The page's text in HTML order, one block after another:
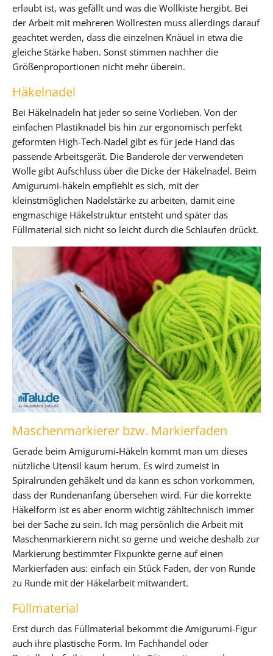
erlaubt ist, was gefällt und was die Wollkiste hergibt. Bei
der Arbeit mit mehreren Wollresten muss allerdings darauf
geachtet werden, dass die einzelnen Knäuel in etwa die
gleiche Stärke haben. Sonst stimmen nachher die
Größenproportionen nicht mehr überein.
Häkelnadel
Bei Häkelnadeln hat jeder so seine Vorlieben. Von der
einfachen Plastiknadel bis hin zur ergonomisch perfekt
geformten High-Tech-Nadel gibt es für jede Hand das
passende Arbeitsgerät. Die Banderole der verwendeten
Wolle gibt Aufschluss über die Dicke der Häkelnadel. Beim
Amigurumi-häkeln empfiehlt es sich, mit der
kleinstmöglichen Nadelstärke zu arbeiten, damit eine
engmaschige Häkelstruktur entsteht und später das
Füllmaterial sich nicht so leicht durch die Schlaufen drückt.
Maschenmarkierer bzw. Markierfaden
Gerade beim Amigurumi-Häkeln kommt man um dieses
nützliche Utensil kaum herum. Es wird zumeist in
Spiralrunden gehäkelt und da kann es schon vorkommen,
dass der Rundenanfang übersehen wird. Für die korrekte
Häkelform ist es aber enorm wichtig zähltechnisch immer
bei der Sache zu sein. Ich mag persönlich die Arbeit mit
Maschenmarkierern nicht so gerne und weiche deshalb zur
Markierung bestimmter Fixpunkte gerne auf einen
Markierfaden aus: einfach ein Stück Faden, der von Runde
zu Runde mit der Häkelarbeit mitwandert.
Füllmaterial
Erst durch das Füllmaterial bekommt die Amigurumi-Figur
auch ihre plastische Form. Im Fachhandel oder